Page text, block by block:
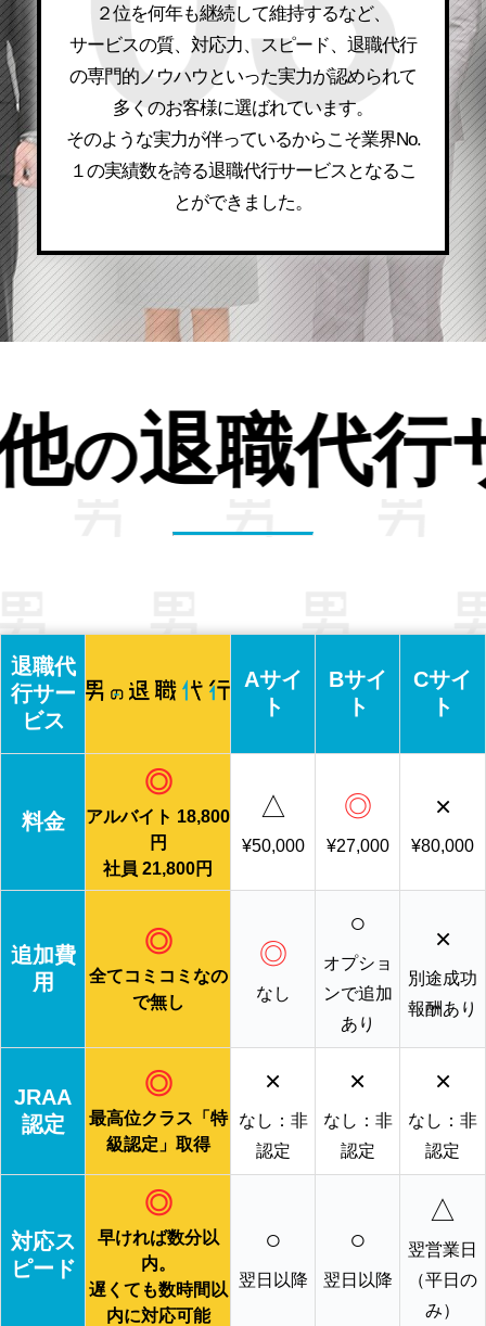
２位を何年も継続して維持するなど、
サービスの質、対応力、スピード、退職代行
の専門的ノウハウといった実力が認められて
多くのお客様に選ばれています。
そのような実力が伴っているからこそ業界No.
１の実績数を誇る退職代行サービスとなるこ
とができました。
スとの比較
退職代
行サー
ビス
Aサイ
ト
Bサイ
ト
Cサイ
ト
料金
◎
アルバイト 18,800
円
社員 21,800円
△
¥50,000
◎
¥27,000
×
¥80,000
追加費
用
◎
全てコミコミなの
で無し
◎
なし
○
オプショ
ンで追加
あり
×
別途成功
報酬あり
JRAA
認定
◎
最高位クラス「特
級認定」取得
×
なし：非
認定
×
なし：非
認定
×
なし：非
認定
対応ス
ピード
◎
早ければ数分以
内。
遅くても数時間以
内に対応可能
○
翌日以降
○
翌日以降
△
翌営業日
（平日の
み）